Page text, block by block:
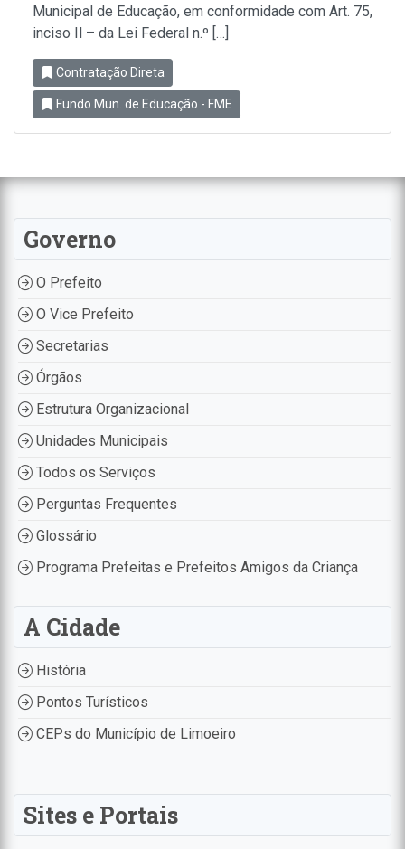
Municipal de Educação, em conformidade com Art. 75,
inciso Il – da Lei Federal n.º […]
Contratação Direta
Fundo Mun. de Educação - FME
Governo
O Prefeito
O Vice Prefeito
Secretarias
Órgãos
Estrutura Organizacional
Unidades Municipais
Todos os Serviços
Perguntas Frequentes
Glossário
Programa Prefeitas e Prefeitos Amigos da Criança
A Cidade
História
Pontos Turísticos
CEPs do Município de Limoeiro
Sites e Portais